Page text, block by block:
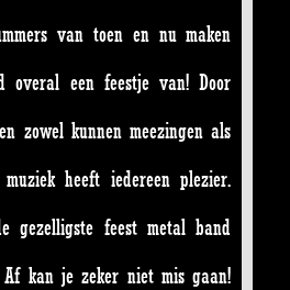
van toen en nu maken
overal een feestje van! Door
zowel kunnen meezingen als
heeft iedereen plezier.
gezelligste feest metal band
kan je zeker niet mis gaan!